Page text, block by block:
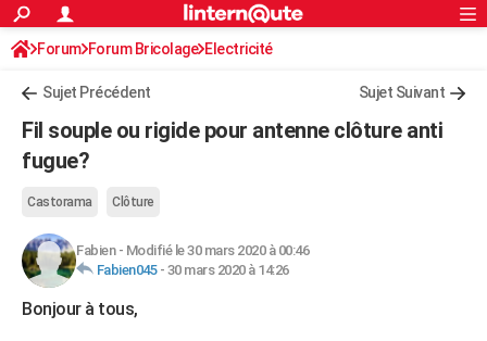
ACTUALITÉS
Politique
Société
Faits Divers
Education
Monde
Villes
+
Programme TV
TNTStreaming
Cinéma
Sorties cinéma
Musique
+FINANCE
Retraite
Impôts
Epargne
Immobilier
Risques naturels par ville
Banque
Assurance
Crédit
AUTO
Essais
Réserver un essai
Citadines
Berlines
SUV
Forum auto
HIGH-TECH
Mobiles
Meilleur smartphone
Internet
Ordinateurs
Jeux vidéo
Guide high-tech
BRICOLAGE
S'inscrire
Connexion
Forum Forum Bricolage Electricité
Sujet Précédent Sujet Suivant
Fil souple ou rigide pour antenne clôture anti
fugue?
Castorama Clôture
Fabien- Modifié le 30 mars 2020 à 00:46
Fabien045- 30 mars 2020 à 14:26
Bonjour à tous,